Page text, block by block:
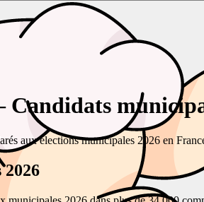
aux élections municipales 2026 en